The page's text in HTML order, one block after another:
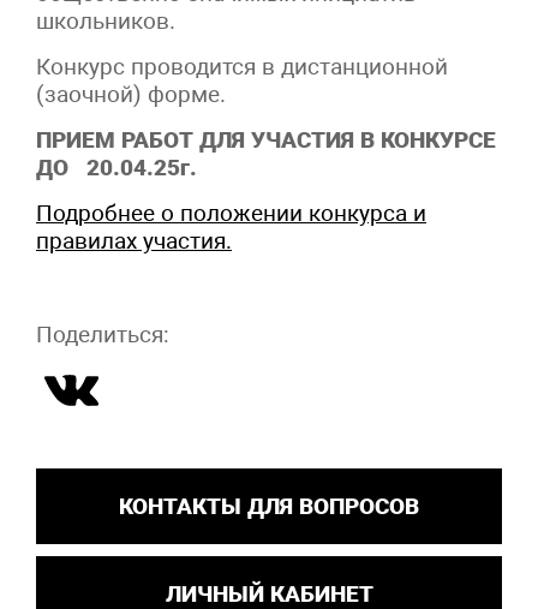
школьников.
Конкурс проводится в дистанционной
(заочной) форме.
ПРИЕМ РАБОТ ДЛЯ УЧАСТИЯ В КОНКУРСЕ
ДО 20.04.25г.
Подробнее о положении конкурса и
правилах участия.
Поделиться:
КОНТАКТЫ ДЛЯ ВОПРОСОВ
ЛИЧНЫЙ КАБИНЕТ